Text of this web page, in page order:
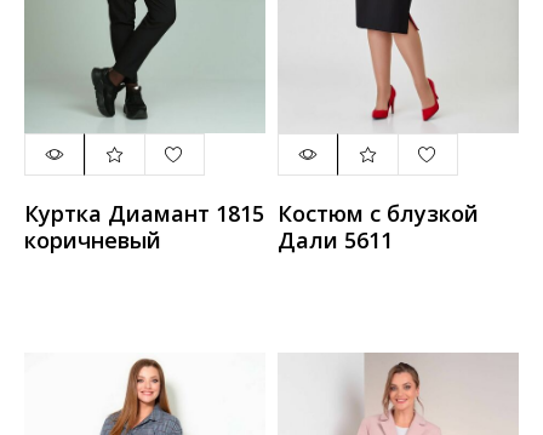
Куртка Диамант 1815
коричневый
Костюм с блузкой
Дали 5611